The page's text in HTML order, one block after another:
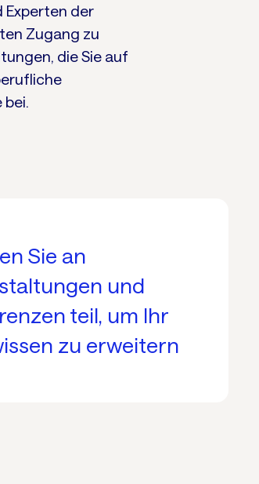
Experten der
Zugang zu
die Sie auf
bei.
Sie an
und
teil, um Ihr
zu erweitern